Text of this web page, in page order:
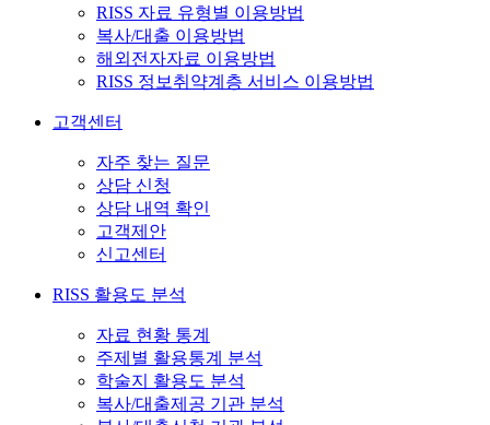
RISS 자료 유형별 이용방법
복사/대출 이용방법
해외전자자료 이용방법
RISS 정보취약계층 서비스 이용방법
고객센터
자주 찾는 질문
상담 신청
상담 내역 확인
고객제안
신고센터
RISS 활용도 분석
자료 현황 통계
주제별 활용통계 분석
학술지 활용도 분석
복사/대출제공 기관 분석